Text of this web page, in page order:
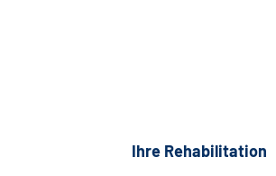
Ihre Rehabilitation